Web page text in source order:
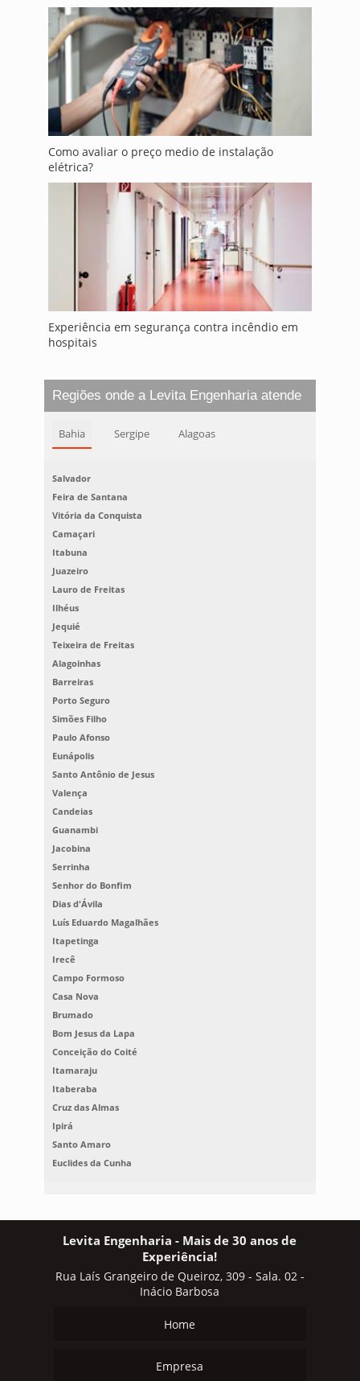
Como avaliar o preço medio de instalação
elétrica?
Experiência em segurança contra incêndio em
hospitais
Regiões onde a Levita Engenharia atende
Bahia Sergipe Alagoas
Salvador
Feira de Santana
Vitória da Conquista
Camaçari
Itabuna
Juazeiro
Lauro de Freitas
Ilhéus
Jequié
Teixeira de Freitas
Alagoinhas
Barreiras
Porto Seguro
Simões Filho
Paulo Afonso
Eunápolis
Santo Antônio de Jesus
Valença
Candeias
Guanambi
Jacobina
Serrinha
Senhor do Bonfim
Dias d'Ávila
Luís Eduardo Magalhães
Itapetinga
Irecê
Campo Formoso
Casa Nova
Brumado
Bom Jesus da Lapa
Conceição do Coité
Itamaraju
Itaberaba
Cruz das Almas
Ipirá
Santo Amaro
Euclides da Cunha
Levita Engenharia - Mais de 30 anos de
Experiência!
Rua Laís Grangeiro de Queiroz, 309 - Sala. 02 -
Inácio Barbosa
Home
Empresa